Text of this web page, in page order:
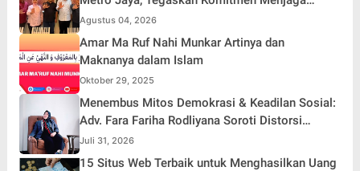
Jakarta Aman, Damai, dan Kondusif Jelang HUT
ke-81 Republik Indonesia
Agustus 04, 2026
Amar Ma Ruf Nahi Munkar Artinya dan
Maknanya dalam Islam
Oktober 29, 2025
Menembus Mitos Demokrasi & Keadilan Sosial:
Adv. Fara Fariha Rodliyana Soroti Distorsi
Simpati Publik dan Aksi Main Hakim Sendiri
Juli 31, 2026
15 Situs Web Terbaik untuk Menghasilkan Uang